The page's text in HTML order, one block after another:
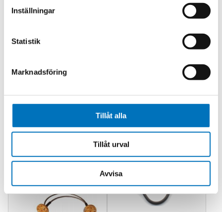
Inställningar
Statistik
Marknadsföring
Tillåt alla
Tillåt urval
Avvisa
Models from 1.1 GHz to 500 GHz
Excellent attenuation flatness +/-10%* across
Programmable option available
Relaterade produkter